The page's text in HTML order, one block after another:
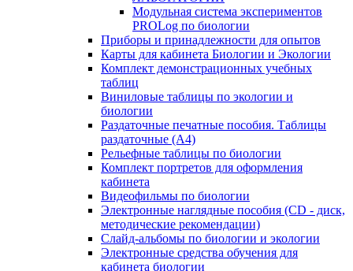
Модульная система экспериментов
PROLog по биологии
Приборы и принадлежности для опытов
Карты для кабинета Биологии и Экологии
Комплект демонстрационных учебных
таблиц
Виниловые таблицы по экологии и
биологии
Раздаточные печатные пособия. Таблицы
раздаточные (А4)
Рельефные таблицы по биологии
Комплект портретов для оформления
кабинета
Видеофильмы по биологии
Электронные наглядные пособия (CD - диск,
методические рекомендации)
Слайд-альбомы по биологии и экологии
Электронные средства обучения для
кабинета биологии